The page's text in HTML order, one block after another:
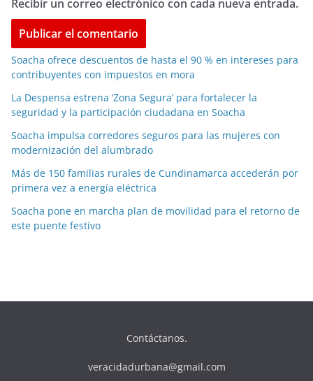
Recibir un correo electrónico con cada nueva entrada.
Soacha ofrece descuentos de hasta el 90 % en intereses para
contribuyentes con impuestos en mora
La Despensa estrena ‘Zona Segura’ para fortalecer la
seguridad y la participación ciudadana en Soacha
Soacha impulsa corredores seguros para las mujeres con
modernización del alumbrado
Más de 150 familias rurales de Cundinamarca accederán por
primera vez a energía eléctrica
Soacha pone en marcha plan de movilidad para el retorno de
este puente festivo
Contáctanos.
veracidadurbana@gmail.com